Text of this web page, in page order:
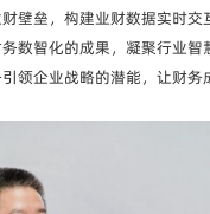
壁垒，构建业财数据实时
数智化的成果，凝聚行业
领企业战略的潜能，让财务